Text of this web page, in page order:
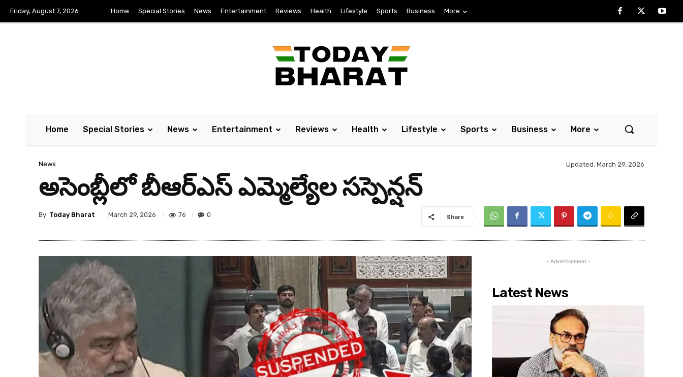
Friday, August 7, 2026 Home Special Stories News Entertainment Reviews Health Lifestyle Sports Business More
Home Special Stories News Entertainment Reviews Health Lifestyle Sports Business More
News Updated: March 29, 2026
అసెంబ్లీలో బీఆర్‌ఎస్ ఎమ్మెల్యేల సస్పెన్షన్‌
By Today Bharat March 29, 2026 76 0 Share
- Advertisement -
Latest News